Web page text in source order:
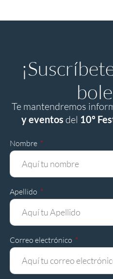
Te mantendremos
y eventos del 10º
Nombre
Apellido
Correo electrónico